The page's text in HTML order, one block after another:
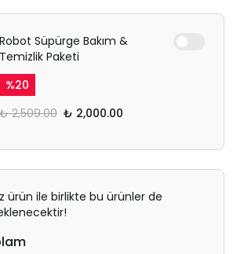
Robot Süpürge Bakım &
Temizlik Paketi
%20
₺ 2,509.00 ₺ 2,000.00
ürün ile birlikte bu ürünler de